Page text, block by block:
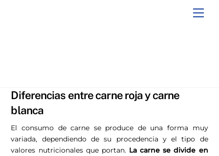
Diferencias entre carne roja y carne
blanca
El consumo de carne se produce de una forma muy
variada, dependiendo de su procedencia y el tipo de
valores nutricionales que portan. La carne se divide en